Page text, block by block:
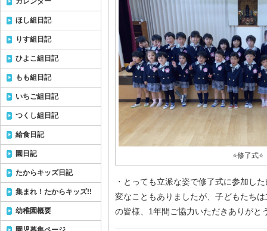
⭐修了式⭐
・とっても立派な姿で修了式に参加し
変なこともありましたが、子どもたち
の皆様、1年間ご協力いただきありがと
ほし組日記
りす組日記
ひよこ組日記
もも組日記
いちご組日記
つくし組日記
給食日記
園日記
たからキッズ日記
集まれ！たからキッズ!!
幼稚園概要